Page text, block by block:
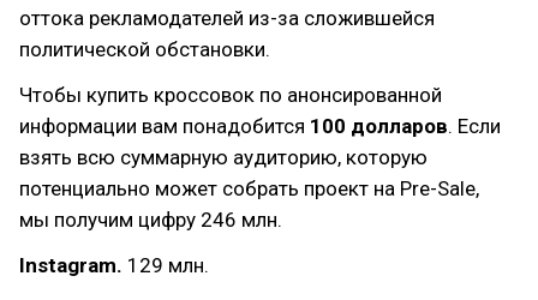
оттока рекламодателей из-за сложившейся
политической обстановки.
Чтобы купить кроссовок по анонсированной
информации вам понадобится 100 долларов. Если
взять всю суммарную аудиторию, которую
потенциально может собрать проект на Pre-Sale,
мы получим цифру 246 млн.
Instagram. 129 млн.